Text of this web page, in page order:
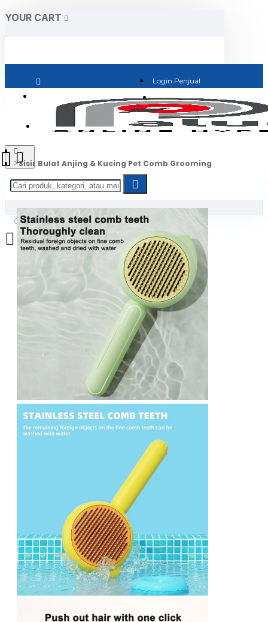
YOUR CART
Login Penjual
Jadi Penjual
0
Daftar belanja Anda kosong!
Sisir Bulat Anjing & Kucing Pet Comb Grooming